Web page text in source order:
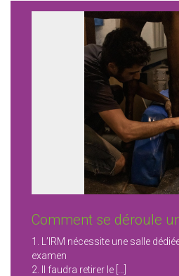
Comment se déroule
1. L’IRM nécessite une salle
examen
2. Il faudra retirer le […]